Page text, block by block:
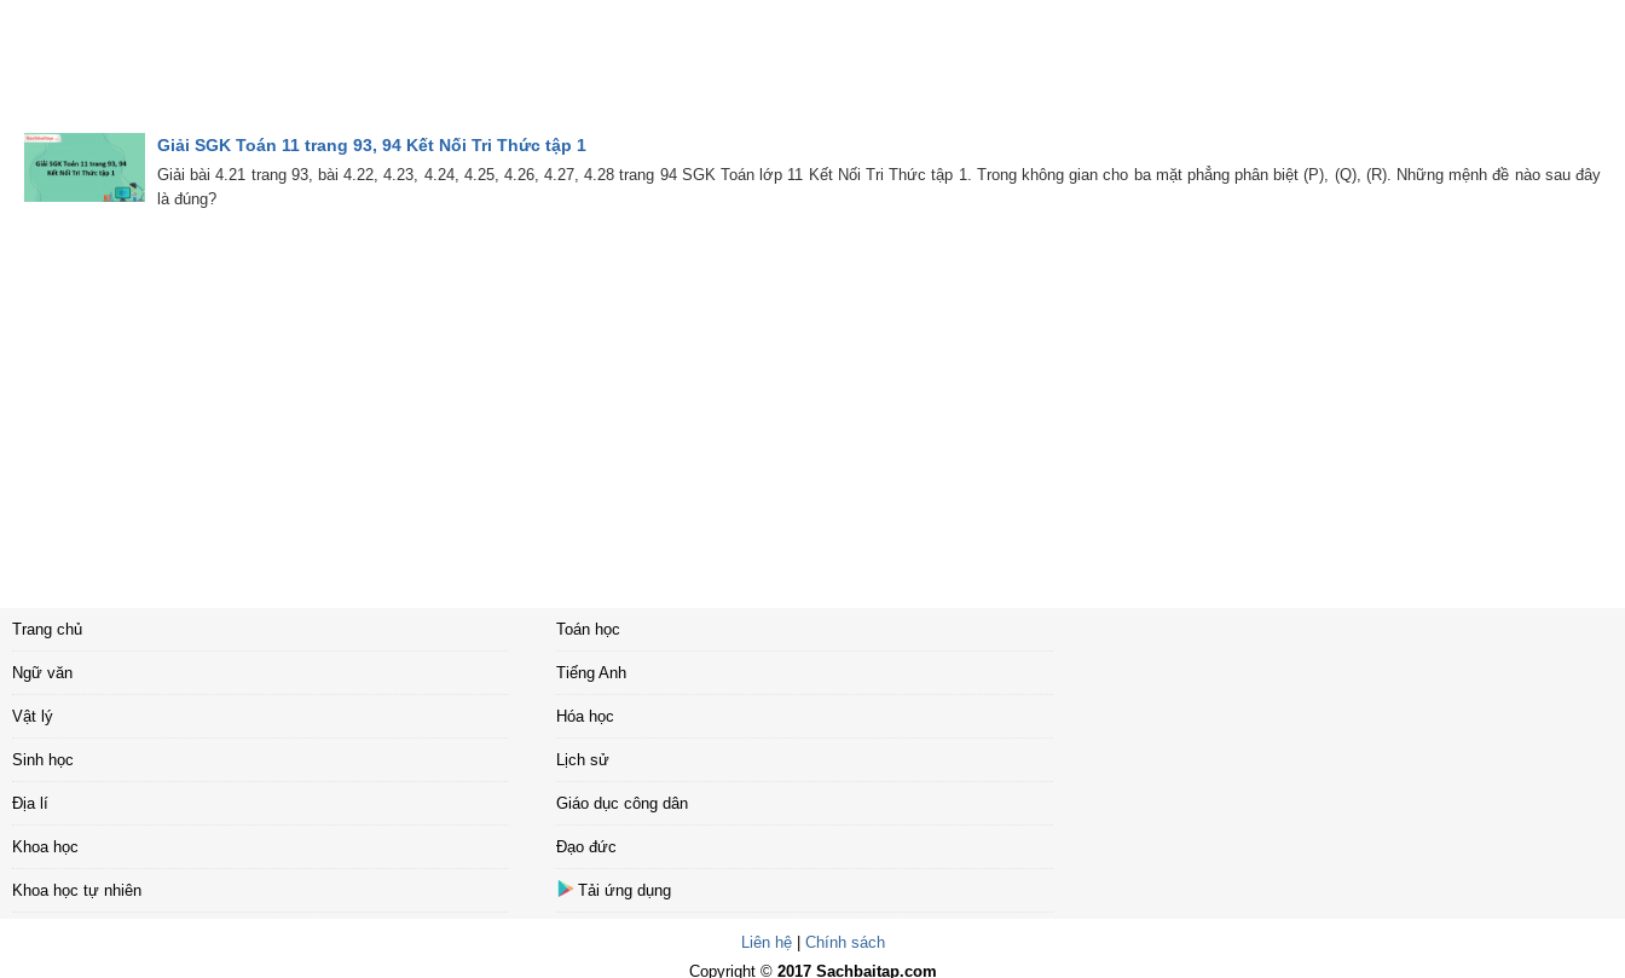
Giải SGK Toán 11 trang 93, 94 Kết Nối Tri Thức tập 1
Giải bài 4.21 trang 93, bài 4.22, 4.23, 4.24, 4.25, 4.26, 4.27, 4.28 trang 94 SGK Toán lớp 11 Kết Nối Tri Thức tập 1. Trong không gian cho ba mặt phẳng phân biệt (P), (Q), (R). Những mệnh đề nào sau đây
là đúng?
Trang chủ Toán học
Ngữ văn Tiếng Anh
Vật lý Hóa học
Sinh học Lịch sử
Địa lí Giáo dục công dân
Khoa học Đạo đức
Khoa học tự nhiên Tải ứng dụng
Liên hệ| Chính sách
Copyright © 2017 Sachbaitap.com